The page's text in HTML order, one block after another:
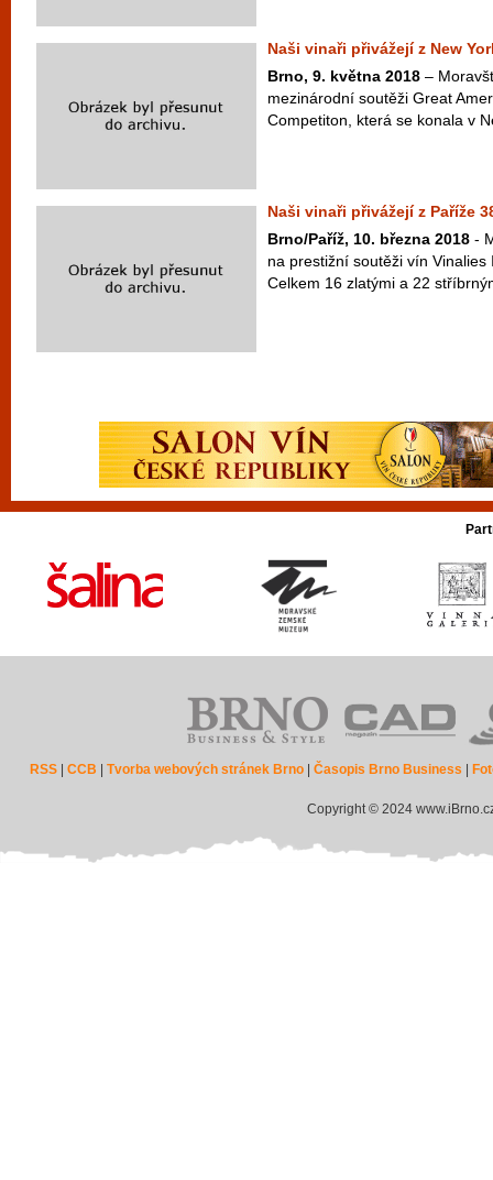
Naši vinaři přivážejí z New
Brno, 9. května 2018 –
mezinárodní soutěži Great
Competiton, která se konala v
Naši vinaři přivážejí z Paříže
Brno/Paříž, 10. března 2018 -
na prestižní soutěži vín
Celkem 16 zlatými a 22
RSS |CCB |Tvorba webových stránek Brno |Časopis Brno Business
Copyright © 2024